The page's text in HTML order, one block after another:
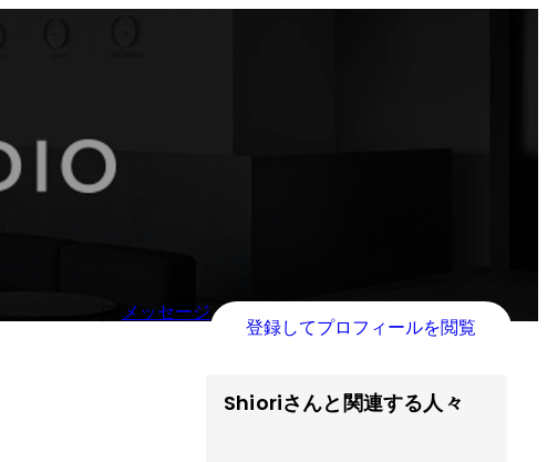
メッセージ
登録してプロフィールを閲覧
Shioriさんと関連する人々